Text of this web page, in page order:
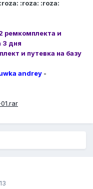
:roza: :roza: :roza:
ремкомплекта и
3 дня
и путевка на базу
andrey -